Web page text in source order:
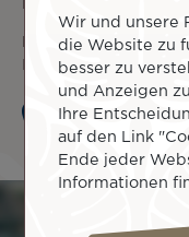
Entdecken Sie alle
Ihre Reise individuell
Wir und unsere
die Website zu
besser zu
und Anzeigen
Ihre
auf den Link
Ende jeder
Informationen